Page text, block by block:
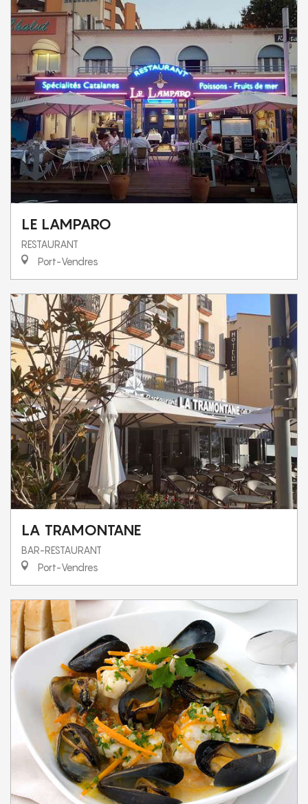
LE LAMPARO
RESTAURANT
Port-Vendres
LA TRAMONTANE
BAR-RESTAURANT
Port-Vendres